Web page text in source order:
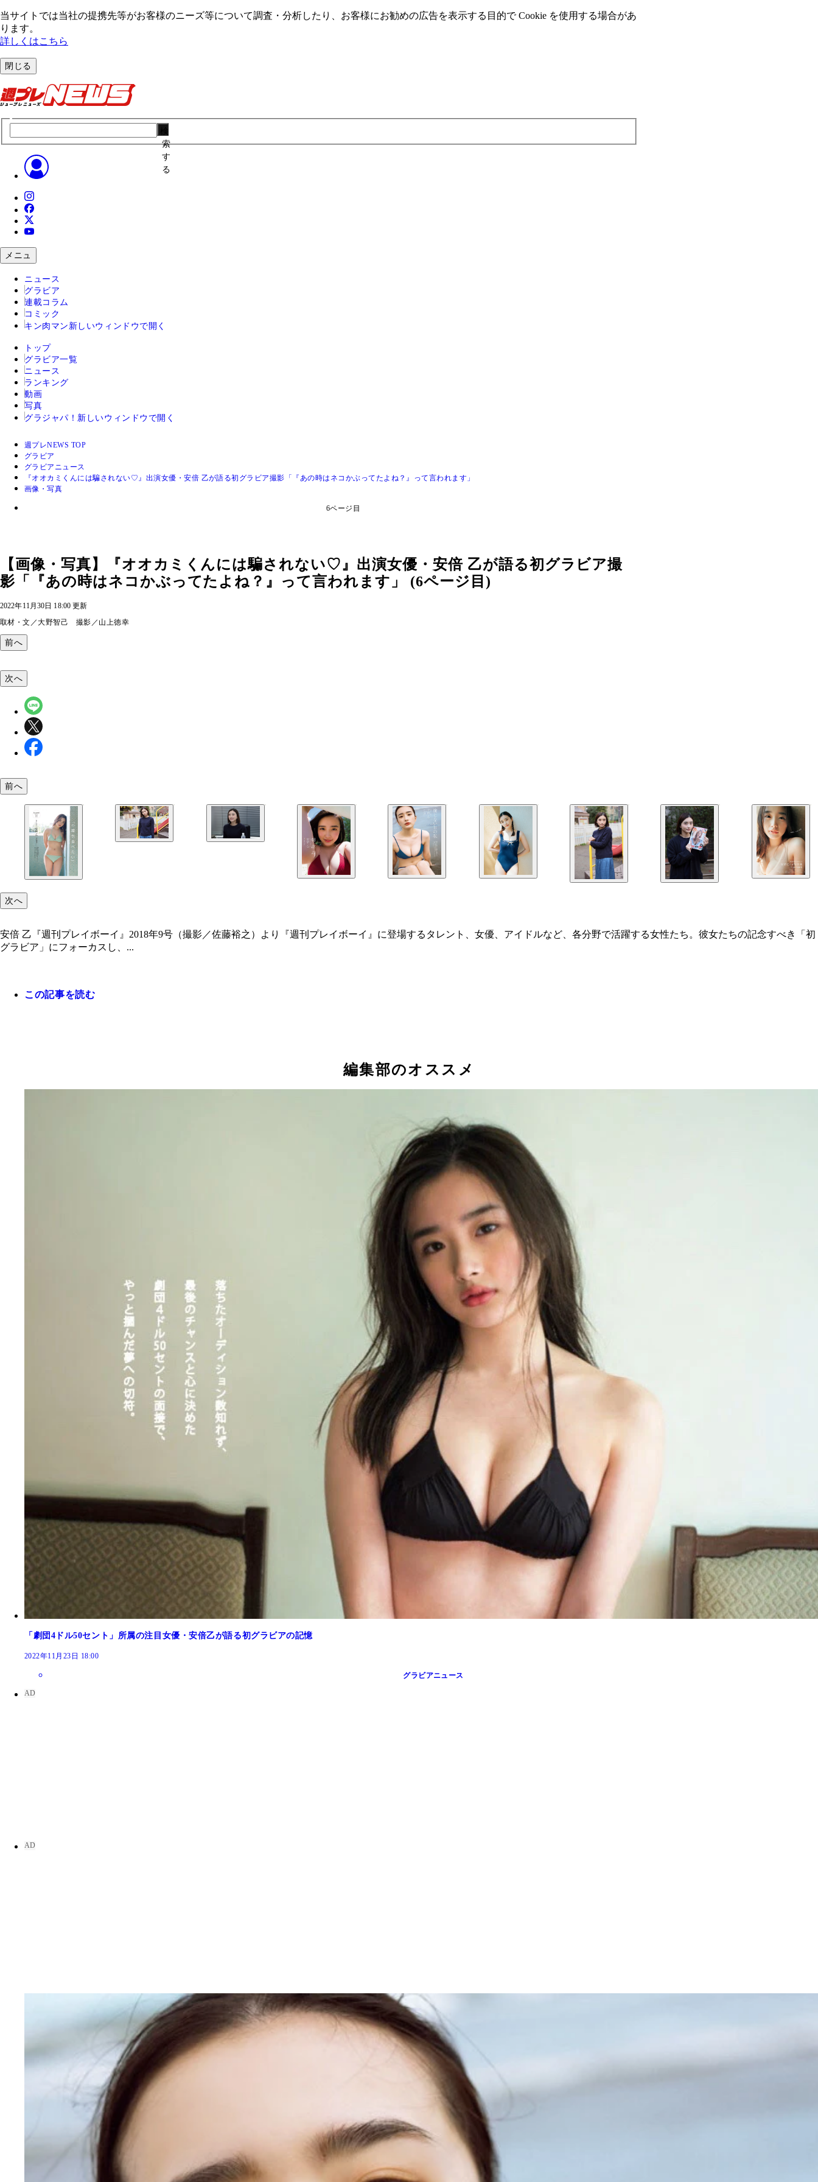
当サイトでは当社の提携先等がお客様のニーズ等について調査・分析したり、お客様にお勧めの広告を表⽰する⽬的で Cookie を使⽤する場合があ
ります。
詳しくはこちら
閉じる
索
す
る
メニュ
ニュース
グラビア
連載コラム
コミック
キン肉マン 新しいウィンドウで開く
トップ
グラビア一覧
ニュース
ランキング
動画
写真
グラジャパ！ 新しいウィンドウで開く
週プレNEWS TOP
グラビア
グラビアニュース
『オオカミくんには騙されない♡』出演女優・安倍 乙が語る初グラビア撮影「『あの時はネコかぶってたよね？』って言われます」
画像・写真
6ページ目
【画像・写真】『オオカミくんには騙されない♡』出演女優・安倍 乙が語る初グラビア撮
影「『あの時はネコかぶってたよね？』って言われます」 (6ページ目)
2022年11月30日 18:00 更新
取材・文／大野智己 撮影／山上徳幸
前へ
次へ
前へ
次へ
安倍 乙『週刊プレイボーイ』2018年9号（撮影／佐藤裕之）より『週刊プレイボーイ』に登場するタレント、女優、アイドルなど、各分野で活躍する女性たち。彼女たちの記念すべき「初
グラビア」にフォーカスし、...
この記事を読む
編集部のオススメ
「劇団4ドル50セント」所属の注目女優・安倍乙が語る初グラビアの記憶
2022年11月23日 18:00
グラビアニュース